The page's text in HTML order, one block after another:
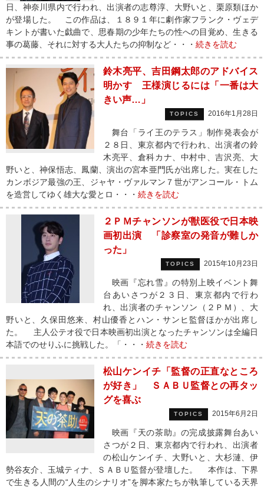
日、神奈川県内で行われ、出演者の志尊淳、大野いと、栗原類ほか
が登場した。 この作品は、１８９１年に劇作家フランク・ヴェデ
キントが書いた戯曲で、思春期の少年たちの性への目覚め、生きる
事の葛藤、それに対する大人たちの抑制など・・・ 続きを読む
鈴木亮平、吉田鋼太郎のアドバイス
明かす 王様演じるには「一番は大
きい声…」
TOPICS 2016年1月28日
舞台「ライ王のテラス」制作発表会が
２８日、東京都内で行われ、出演者の鈴
木亮平、倉科カナ、中村中、吉沢亮、大
野いと、神保悟志、鳳蘭、演出の宮本亜門氏が出席した。実在した
カンボジア最強の王、ジャヤ・ヴァルマン７世がアンコール・トム
を造営してゆく雄大な愛とロ・・・ 続きを読む
２ＰＭチャンソンが獣医役で日本映
画初出演 「診察室の発音が難しか
った」
TOPICS 2015年10月23日
映画『忘れ雪』の特別上映イベント舞
台あいさつが２３日、東京都内で行わ
れ、出演者のチャンソン（２ＰＭ）、大
野いと、久保田悠来、村山優香とハン・サンヒ監督ほかが出席し
た。 主人公テオ役で日本映画初出演となったチャンソンは全編日
本語でのせりふに挑戦した。「・・・ 続きを読む
松山ケンイチ「監督の正直なところ
が好き」 ＳＡＢＵ監督との再タッ
グを喜ぶ
TOPICS 2015年6月2日
映画『天の茶助』の完成披露舞台あい
さつが２日、東京都内で行われ、出演者
の松山ケンイチ、大野いと、大杉漣、伊
勢谷友介、玉城ティナ、ＳＡＢＵ監督が登壇した。 本作は、下界
で生きる人間の“人生のシナリオ”を脚本家たちが執筆している天界